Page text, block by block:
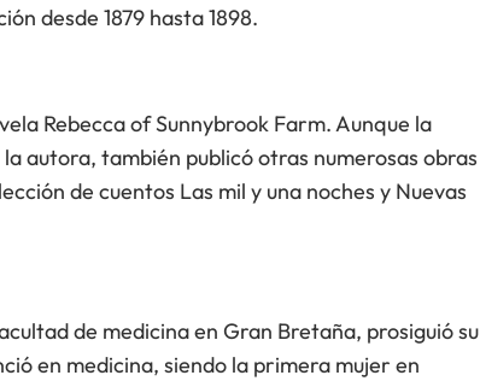
desde 1879 hasta 1898.
Rebecca of Sunnybrook Farm. Aunque la
autora, también publicó otras numerosas obras
de cuentos Las mil y una noches y Nuevas
de medicina en Gran Bretaña, prosiguió su
en medicina, siendo la primera mujer en